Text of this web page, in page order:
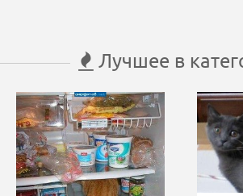
Лучшее в